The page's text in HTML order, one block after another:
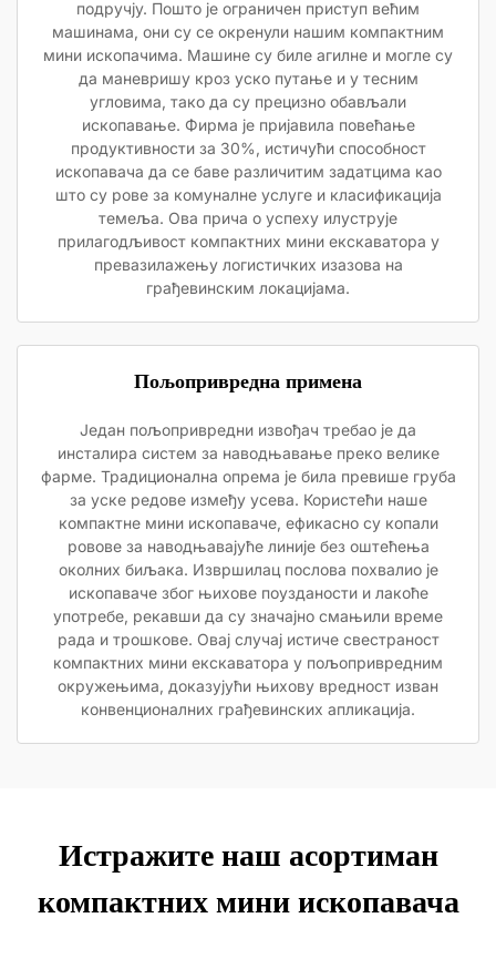
подручју. Пошто је ограничен приступ већим
машинама, они су се окренули нашим компактним
мини ископачима. Машине су биле агилне и могле су
да маневришу кроз уско путање и у тесним
угловима, тако да су прецизно обављали
ископавање. Фирма је пријавила повећање
продуктивности за 30%, истичући способност
ископавача да се баве различитим задатцима као
што су рове за комуналне услуге и класификација
темеља. Ова прича о успеху илуструје
прилагодљивост компактних мини екскаватора у
превазилажењу логистичких изазова на
грађевинским локацијама.
Пољопривредна примена
Један пољопривредни извођач требао је да
инсталира систем за наводњавање преко велике
фарме. Традиционална опрема је била превише груба
за уске редове између усева. Користећи наше
компактне мини ископаваче, ефикасно су копали
ровове за наводњавајуће линије без оштећења
околних биљака. Извршилац послова похвалио је
ископаваче због њихове поузданости и лакоће
употребе, рекавши да су значајно смањили време
рада и трошкове. Овај случај истиче свестраност
компактних мини екскаватора у пољопривредним
окружењима, доказујући њихову вредност изван
конвенционалних грађевинских апликација.
Истражите наш асортиман
компактних мини ископавача